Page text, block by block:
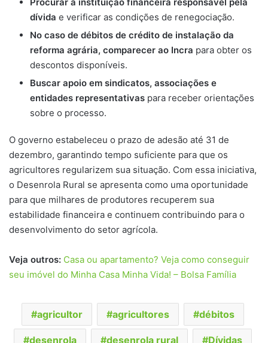
dívida e verificar as condições de renegociação.
No caso de débitos de crédito de instalação da
reforma agrária, comparecer ao Incra para obter os
descontos disponíveis.
Buscar apoio em sindicatos, associações e
entidades representativas para receber orientações
sobre o processo.
O governo estabeleceu o prazo de adesão até 31 de
dezembro, garantindo tempo suficiente para que os
agricultores regularizem sua situação. Com essa iniciativa,
o Desenrola Rural se apresenta como uma oportunidade
para que milhares de produtores recuperem sua
estabilidade financeira e continuem contribuindo para o
desenvolvimento do setor agrícola.
Veja outros: Casa ou apartamento? Veja como conseguir
seu imóvel do Minha Casa Minha Vida! – Bolsa Família
agricultor agricultores débitos
desenrola desenrola rural Dívidas